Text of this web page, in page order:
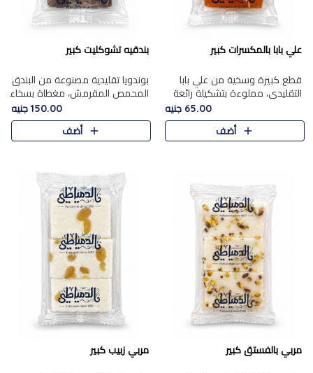
علي بابا بالمكسرات كبير
قطع كبيرة وسخية من علي بابا
التقليدي، مملوءة بتشكيلة رائعة
من المكسرات المحمصة المحمرة.
65.00 جنيه
أضف
بندقيه تشوكليت كبير
بوندويا تقليدية مصنوعة من البندق
المحمص المقرمش، مغطاة بسخاء
بشوكولاتة فاخرة غنية لتحقيق
التوازن المثالي بين قوام القرمشة
ونكهة الشوكولاتة ا..
150.00 جنيه
أضف
مربي بالفستق كبير مربي زبيب كبير